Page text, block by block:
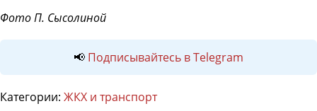
Фото П. Сысолиной
📢 Подписывайтесь в Telegram
Категории: ЖКХ и транспорт